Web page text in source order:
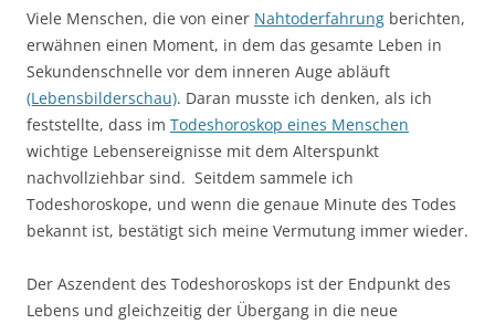
Viele Menschen, die von einer Nahtoderfahrung berichten,
erwähnen einen Moment, in dem das gesamte Leben in
Sekundenschnelle vor dem inneren Auge abläuft
(Lebensbilderschau). Daran musste ich denken, als ich
feststellte, dass im Todeshoroskop eines Menschen
wichtige Lebensereignisse mit dem Alterspunkt
nachvollziehbar sind. Seitdem sammele ich
Todeshoroskope, und wenn die genaue Minute des Todes
bekannt ist, bestätigt sich meine Vermutung immer wieder.
Der Aszendent des Todeshoroskops ist der Endpunkt des
Lebens und gleichzeitig der Übergang in die neue